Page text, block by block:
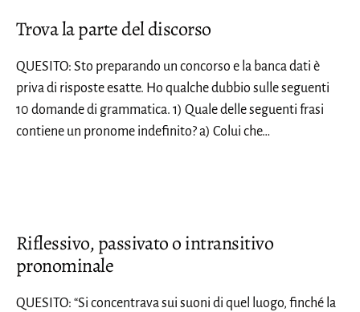
Trova la parte del discorso
QUESITO: Sto preparando un concorso e la banca dati è
priva di risposte esatte. Ho qualche dubbio sulle seguenti
10 domande di grammatica. 1) Quale delle seguenti frasi
contiene un pronome indefinito? a) Colui che…
Riflessivo, passivato o intransitivo
pronominale
QUESITO: “Si concentrava sui suoni di quel luogo, finché la